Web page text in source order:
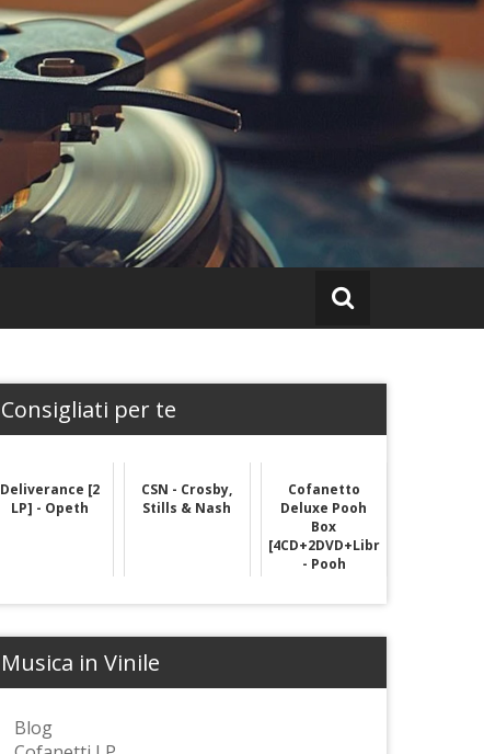
Consigliati per te
Deliverance [2
LP] - Opeth
CSN - Crosby,
Stills & Nash
Cofanetto
Deluxe Pooh
Box
[4CD+2DVD+Libro]
- Pooh
Musica in Vinile
Blog